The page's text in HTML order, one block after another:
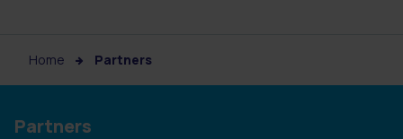
Home Partners
Partners